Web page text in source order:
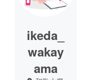
ikeda_
wakay
ama